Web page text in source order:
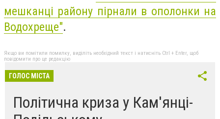
мешканці району пірнали в ополонки на
Водохреще".
Якщо ви помітили помилку, виділіть необхідний текст і натисніть Ctrl + Enter, щоб
повідомити про це редакцію
ГОЛОС МІСТА
Політична криза у Кам'янці-